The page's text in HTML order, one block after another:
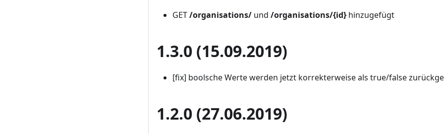
GET/organisations/ und /organisations/{id} hinzugefügt
1.3.0 (15.09.2019)
[fix] boolsche Werte werden jetzt korrekterweise als true/false
1.2.0 (27.06.2019)